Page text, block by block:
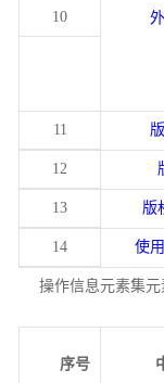
10
11
12
13 版
14 使
操作信息元素集
序号